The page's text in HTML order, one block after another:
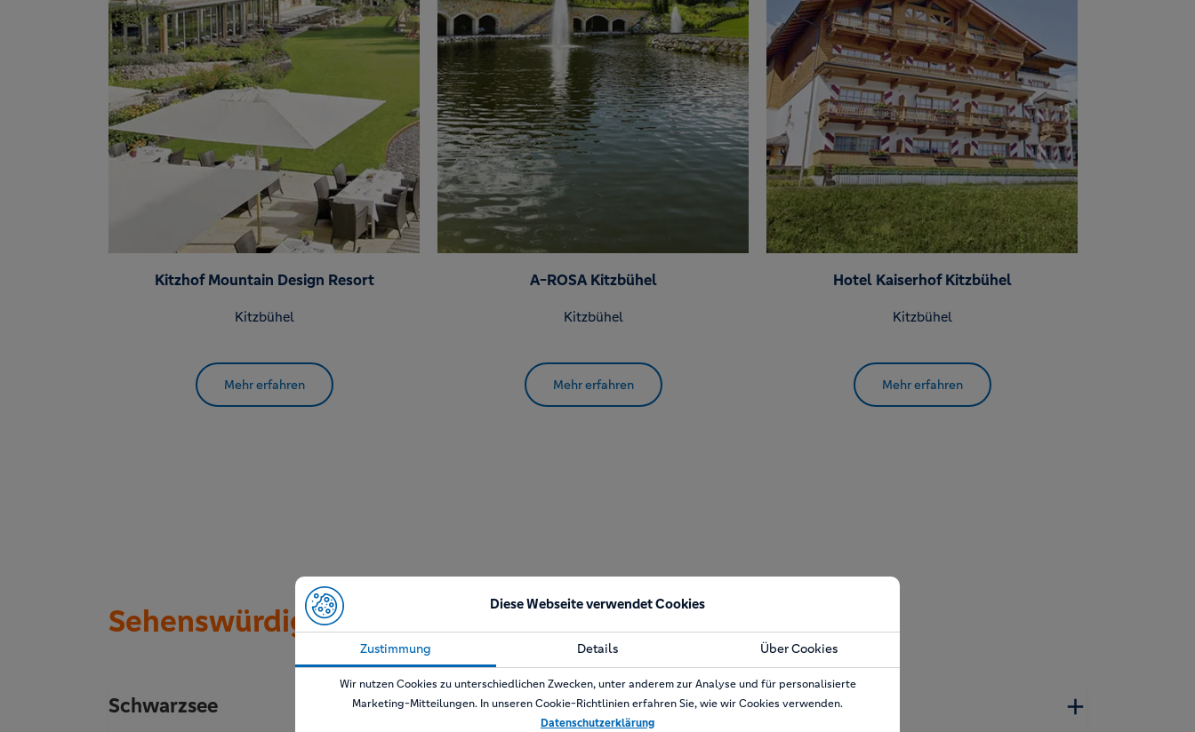
Diese Webseite verwendet Cookies
Zustimmung Details Über Cookies
Wir nutzen Cookies zu unterschiedlichen Zwecken, unter anderem zur Analyse und für personalisierte
Marketing-Mitteilungen. In unseren Cookie-Richtlinien erfahren Sie, wie wir Cookies verwenden.
Datenschutzerklärung
Kitzhof Mountain Design Resort
Kitzbühel
Mehr erfahren
A-ROSA Kitzbühel
Kitzbühel
Mehr erfahren
Hotel Kaiserhof Kitzbühel
Kitzbühel
Mehr erfahren
Sehenswürdigkeiten in Kitzbühel
Schwarzsee